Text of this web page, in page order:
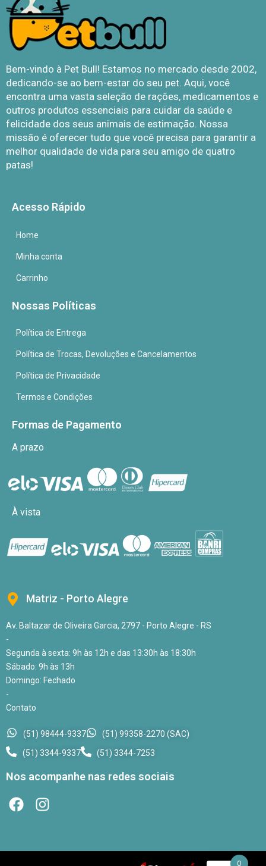
Bem-vindo à Pet Bull! Estamos no mercado desde 2002,
dedicando-se ao bem-estar do seu pet. Aqui, você
encontra uma vasta seleção de rações, medicamentos e
outros produtos essenciais para cuidar da saúde e
felicidade dos seus animais de estimação. Nossa
missão é oferecer tudo que você precisa para garantir a
melhor qualidade de vida para seu amigo de quatro
patas!
Acesso Rápido
Home
Minha conta
Carrinho
Nossas Políticas
Política de Entrega
Política de Trocas, Devoluções e Cancelamentos
Política de Privacidade
Termos e Condições
Formas de Pagamento
A prazo
À vista
Matriz - Porto Alegre
Av. Baltazar de Oliveira Garcia, 2797 - Porto Alegre - RS
-
Segunda à sexta: 9h às 12h e das 13:30h às 18:30h
Sábado: 9h às 13h
Domingo: Fechado
-
Contato
(51) 98444-9337
(51) 99358-2270 (SAC)
(51) 3344-9337
(51) 3344-7253
Nos acompanhe nas redes sociais
0